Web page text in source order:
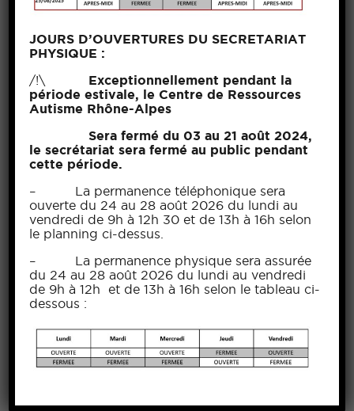
le tramway T6 en direction de Hôpitaux Est
Pinel, arrêt Vinatier
En Métro : métro B direction Gare d’Oullins,
métro D direction Gare de Vénissieux et
descendre à Mermoz-Pinel, enfin prendre le
Pinel, arrêt Vinatier
En Tramway : tramway T2 en direction de
tramway T6 en direction de Hôpitaux Est
Pinel, arrêt Vinatier
En bus : Bus C9 en direction de Hôpitaux Est,
arrêt Hôpital Neurologique, puis prendre C8
en direction de Grange Blanche, arrêt Hôp.
Desgenettes Vinatier
Accès en voiture :
Boulevard Périphérique : sortie n°10 Porte du
Une fois entré dans le centre hospitalier,
JOURS D’OUVERTURES DU SECRETARIAT
PHYSIQUE :
/!\ Exceptionnellement pendant la
période estivale, le Centre de Ressources
Autisme Rhône-Alpes
Sera fermé du 03 au 21 août 2024,
le secrétariat sera fermé au public pendant
cette période.
– La permanence téléphonique sera
ouverte du 24 au 28 août 2026 du lundi au
vendredi de 9h à 12h 30 et de 13h à 16h selon
le planning ci-dessus.
– La permanence physique sera assurée
du 24 au 28 août 2026 du lundi au vendredi
de 9h à 12h et de 13h à 16h selon le tableau ci-
dessous :